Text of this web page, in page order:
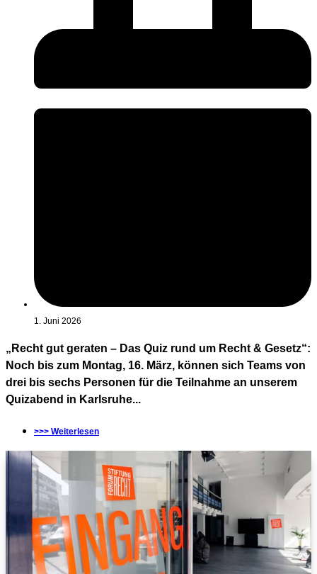
1. Juni 2026
„Recht gut geraten – Das Quiz rund um Recht & Gesetz“:
Noch bis zum Montag, 16. März, können sich Teams von
drei bis sechs Personen für die Teilnahme an unserem
Quizabend in Karlsruhe...
>>> Weiterlesen